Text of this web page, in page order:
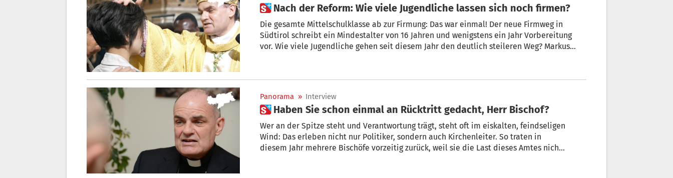
 Nach der Reform: Wie viele Jugendliche lassen sich noch firmen?
Die gesamte Mittelschulklasse ab zur Firmung: Das war einmal! Der neue Firmweg in
Südtirol schreibt ein Mindestalter von 16 Jahren und wenigstens ein Jahr Vorbereitung
vor. Wie viele Jugendliche gehen seit diesem Jahr den deutlich steileren Weg? Markus
Panorama » Interview
 Haben Sie schon einmal an Rücktritt gedacht, Herr Bischof?
Wer an der Spitze steht und Verantwortung trägt, steht oft im eiskalten, feindseligen
Wind: Das erleben nicht nur Politiker, sondern auch Kirchenleiter. So traten in
diesem Jahr mehrere Bischöfe vorzeitig zurück, weil sie die Last dieses Amtes nicht